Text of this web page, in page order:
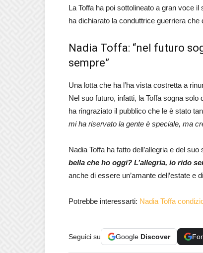
La Toffa ha poi sottolineato a gran voce il
ha dichiarato la conduttrice guerriera
Nadia Toffa: “nel futuro
sempre”
Una lotta che ha l’ha vista costretta a
Nel suo futuro, infatti, la Toffa sogna
ha ringraziato il pubblico che le è stato
mi ha riservato la gente è speciale, ma
Nadia Toffa ha fatto dell’allegria e del
bella che ho oggi? L’allegria, io rido
anche di essere un’amante dell’estate e
Potrebbe interessarti: Nadia Toffa
Seguici su Google Discover